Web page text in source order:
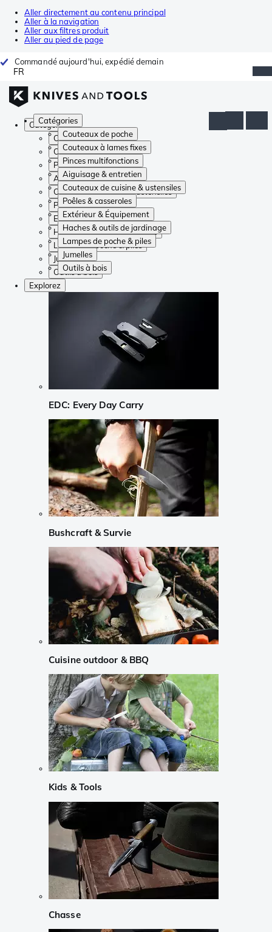
Aller directement au contenu principal
Aller à la navigation
Aller aux filtres produit
Aller au pied de page
Commandé aujourd'hui, expédié demain
FR
Catégories
Couteaux de poche
Couteaux à lames fixes
Pinces multifonctions
Aiguisage & entretien
Couteaux de cuisine & ustensiles
Poêles & casseroles
Extérieur & Équipement
Haches & outils de jardinage
Lampes de poche & piles
Jumelles
Outils à bois
Catégories
Couteaux de poche
Couteaux à lames fixes
Pinces multifonctions
Aiguisage & entretien
Couteaux de cuisine & ustensiles
Poêles & casseroles
Extérieur & Équipement
Haches & outils de jardinage
Lampes de poche & piles
Jumelles
Outils à bois
Explorez
EDC: Every Day Carry
Bushcraft & Survie
Cuisine outdoor & BBQ
Kids & Tools
Chasse